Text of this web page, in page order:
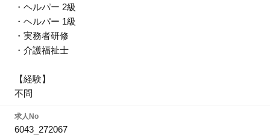
・ヘルパー 2級
・ヘルパー 1級
・実務者研修
・介護福祉士
【経験】
不問
求人No
6043_272067